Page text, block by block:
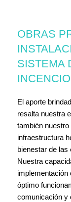
OBRAS
SISTEMA
El aporte
resalta nuestra
también
infraestructura
bienestar de las
Nuestra
implementación
óptimo
comunicación y